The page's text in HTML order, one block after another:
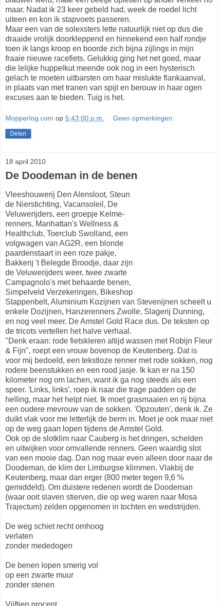
maar. Nadat ik 23 keer gebeld had, week de roedel licht
uiteen en kon ik stapvoets passeren.
Maar een van de solexsters lette natuurlijk niet op dus die
draaide vrolijk doorkleppend en hinnekend een half rondje
toen ik langs kroop en boorde zich bijna zijlings in mijn
fraaie nieuwe racefiets. Gelukkig ging het net goed, maar
die lelijke huppelkut meende ook nog in een hysterisch
gelach te moeten uitbarsten om haar mislukte flankaanval,
in plaats van met tranen van spijt en berouw in haar ogen
excuses aan te bieden. Tuig is het.
Mopperlog.com op 5:43:00 p.m. Geen opmerkingen:
Delen
18 april 2010
De Doodeman in de benen
Vleeshouwerij Den Alensloot, Steun
de Nierstichting, Vacansoleil, De
Veluwerijders, een groepje Kelme-
renners, Manhattan's Wellness &
Healthclub, Toerclub Swolland, een
volgwagen van AG2R, een blonde
paardenstaart in een roze pakje,
Bakkerij 't Belegde Broodje, daar zijn
de Veluwerijders weer, twee zwarte
Campagnolo's met behaarde benen,
Simpelveld Verzekeringen, Bikeshop
Stappenbelt, Aluminium Kozijnen van Stevenijnen scheelt u
enkele Dozijnen, Hanzerenners Zwolle, Slagerij Dunning,
en nog veel meer. De Amstel Gold Race dus. De teksten op
de tricots vertellen het halve verhaal.
"Denk eraan: rode fietskleren altijd wassen met Robijn Fleur
& Fijn", roept een vrouw bovenop de Keutenberg. Dat is
voor mij bedoeld, een tekstloze renner met rode sokken, nog
rodere beenstukken en een rood jasje. Ik kan er na 150
kilometer nog om lachen, want ik ga nog steeds als een
speer. 'Links, links', roep ik naar die trage padden op de
helling, maar het helpt niet. Ik moet grasmaaien en rij bijna
een oudere mevrouw van de sokken. 'Opzouten', denk ik. Ze
duikt vlak voor me letterlijk de berm in. Moet je ook maar niet
op de weg gaan lopen tijdens de Amstel Gold.
Ook op de slotklim naar Cauberg is het dringen, schelden
en uitwijken voor omvallende renners. Geen waardig slot
van een mooie dag. Dan nog maar even alleen door naar de
Doodeman, de klim der Limburgse klimmen. Vlakbij de
Keutenberg, maar dan erger (800 meter tegen 9,6 %
gemiddeld). Om duistere redenen wordt de Doodeman
(waar ooit slaven stierven, die op weg waren naar Mosa
Trajectum) zelden opgenomen in tochten en wedstrijden.
De weg schiet recht omhoog
verlaten
zonder mededogen
De benen lopen smerig vol
op een zwarte muur
zonder stenen
Vijftien procent